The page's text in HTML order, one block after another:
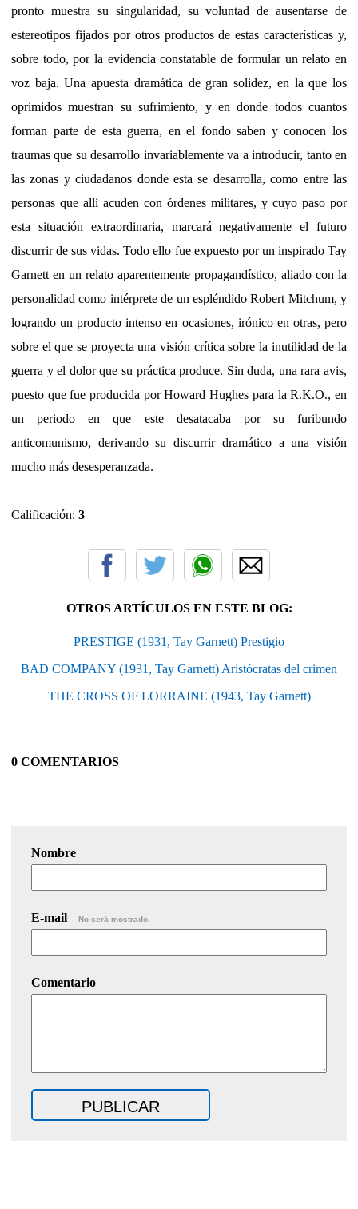
pronto muestra su singularidad, su voluntad de ausentarse de
estereotipos fijados por otros productos de estas características y,
sobre todo, por la evidencia constatable de formular un relato en
voz baja. Una apuesta dramática de gran solidez, en la que los
oprimidos muestran su sufrimiento, y en donde todos cuantos
forman parte de esta guerra, en el fondo saben y conocen los
traumas que su desarrollo invariablemente va a introducir, tanto en
las zonas y ciudadanos donde esta se desarrolla, como entre las
personas que allí acuden con órdenes militares, y cuyo paso por
esta situación extraordinaria, marcará negativamente el futuro
discurrir de sus vidas. Todo ello fue expuesto por un inspirado Tay
Garnett en un relato aparentemente propagandístico, aliado con la
personalidad como intérprete de un espléndido Robert Mitchum, y
logrando un producto intenso en ocasiones, irónico en otras, pero
sobre el que se proyecta una visión crítica sobre la inutilidad de la
guerra y el dolor que su práctica produce. Sin duda, una rara avis,
puesto que fue producida por Howard Hughes para la R.K.O., en
un periodo en que este desatacaba por su furibundo
anticomunismo, derivando su discurrir dramático a una visión
mucho más desesperanzada.
Calificación: 3
OTROS ARTÍCULOS EN ESTE BLOG:
PRESTIGE (1931, Tay Garnett) Prestigio
BAD COMPANY (1931, Tay Garnett) Aristócratas del crimen
THE CROSS OF LORRAINE (1943, Tay Garnett)
0 COMENTARIOS
Nombre
E-mail No será mostrado.
Comentario